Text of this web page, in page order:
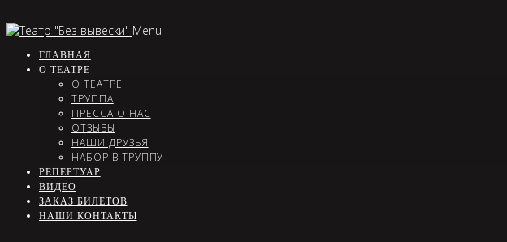
Menu
ГЛАВНАЯ
О ТЕАТРЕ
О ТЕАТРЕ
ТРУППА
ПРЕССА О НАС
ОТЗЫВЫ
НАШИ ДРУЗЬЯ
НАБОР В ТРУППУ
РЕПЕРТУАР
ВИДЕО
ЗАКАЗ БИЛЕТОВ
НАШИ КОНТАКТЫ